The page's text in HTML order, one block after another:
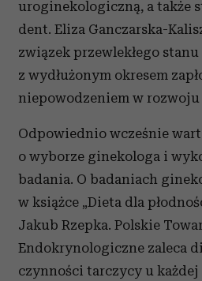
uroginekologiczną, a także
dent. Eliza Ganczarska-
związek przewlekłego stanu
z wydłużonym okresem
niepowodzeniem w rozwoju
Odpowiednio wcześnie
o wyborze ginekologa i
badania. O badaniach
w książce „Dieta dla
Jakub Rzepka. Polskie
Endokrynologiczne zaleca
czynności tarczycy u